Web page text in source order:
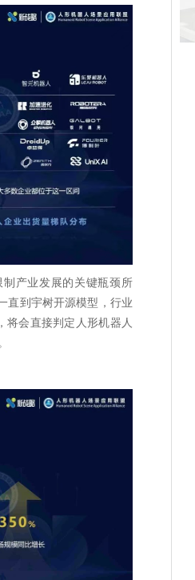
产业发展的关键瓶颈所
直到宇树开源模型，行业
将会直接判定人形机器人